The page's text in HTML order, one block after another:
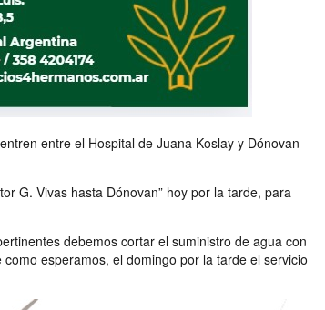
entre el Hospital de Juana Koslay y Dónovan
G. Vivas hasta Dónovan” hoy por la tarde, para
debemos cortar el suministro de agua con
esperamos, el domingo por la tarde el servicio